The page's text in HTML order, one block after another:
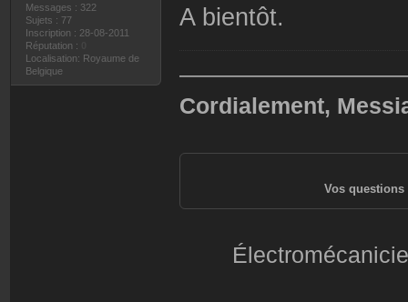
Messages : 322
Sujets : 77
Inscription : 28-08-2011
Réputation :
Localisation: Royaume de
Belgique
A bientôt.
Cordialement,
Vos questions